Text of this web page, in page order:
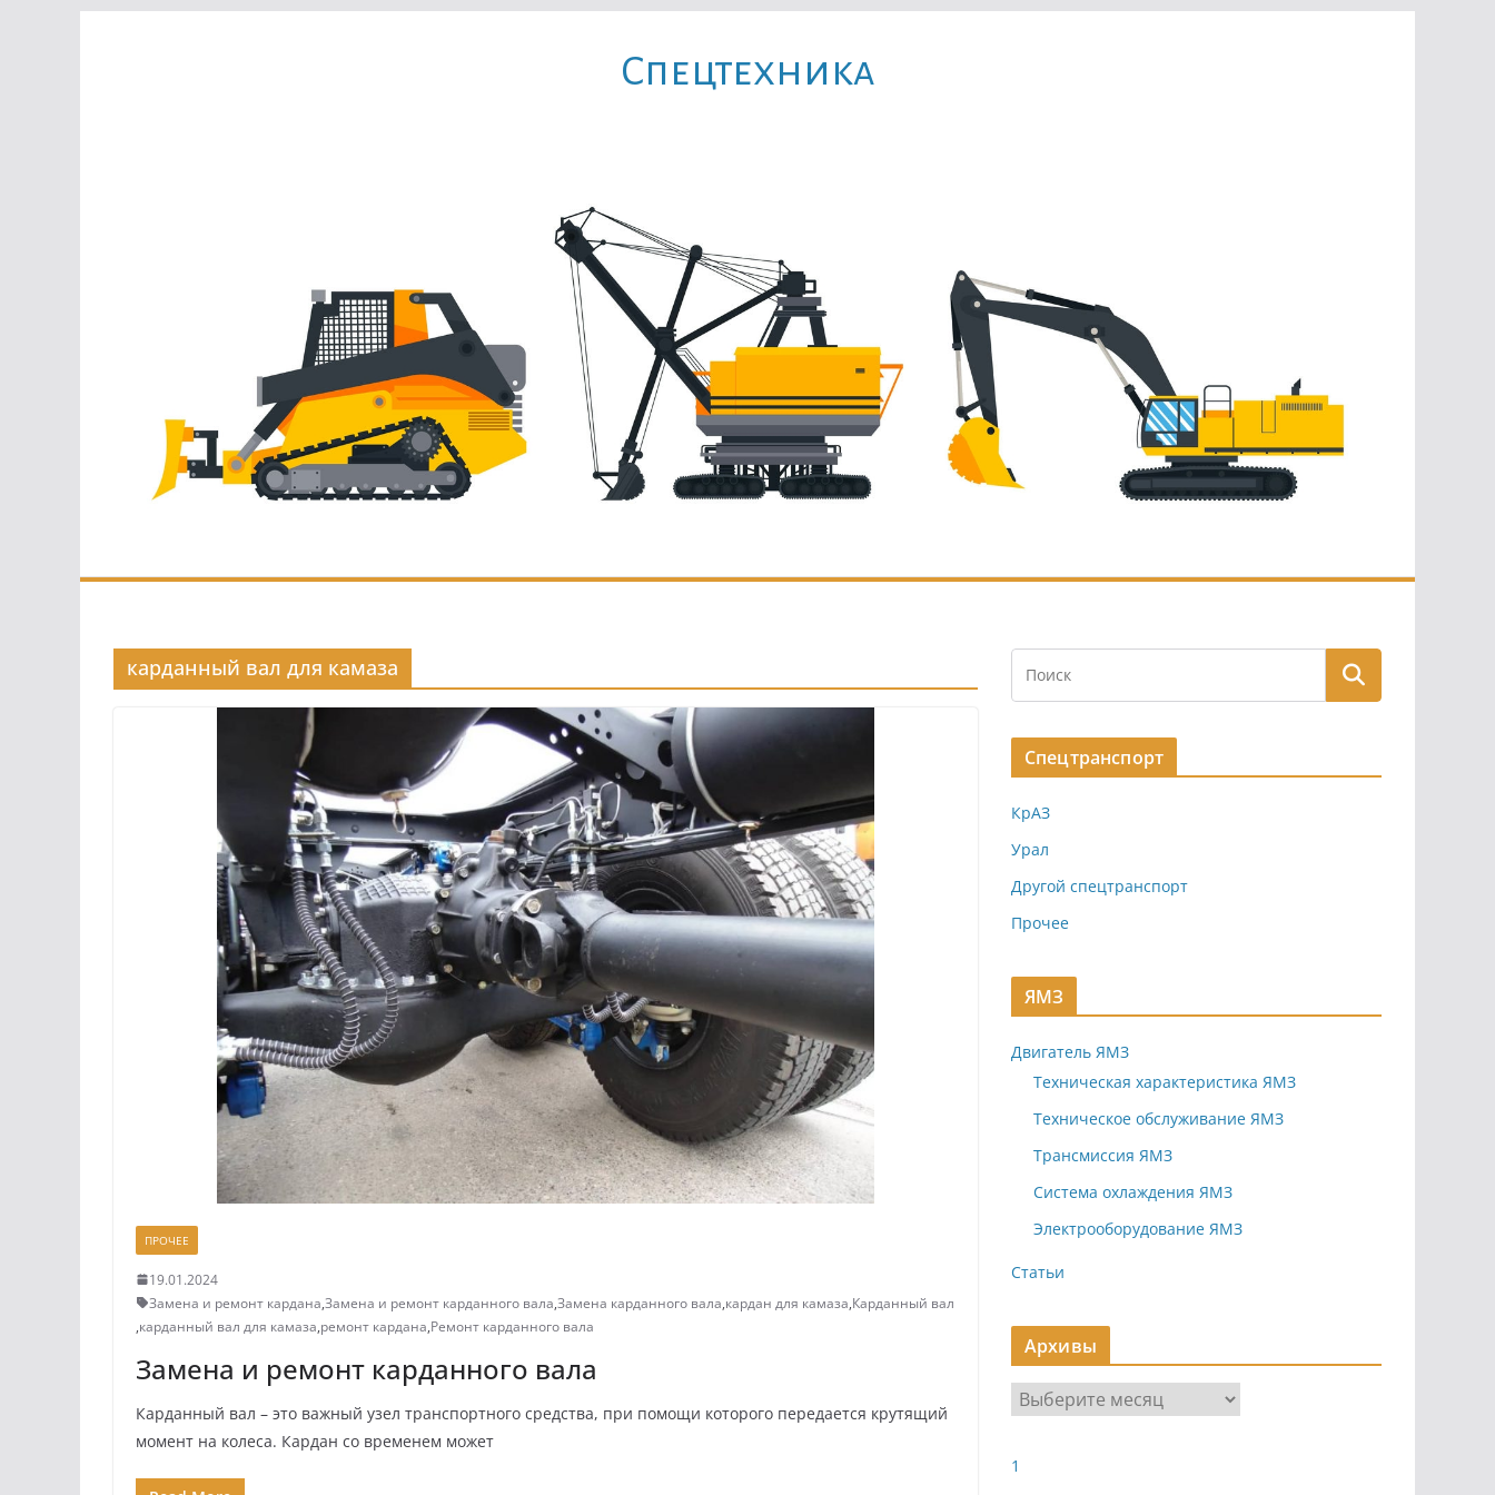
Cпецтехника
карданный вал для камаза
ПРОЧЕЕ
19.01.2024
Замена и ремонт кардана,Замена и ремонт карданного вала,Замена карданного вала,кардан для камаза,Карданный вал
,карданный вал для камаза,ремонт кардана,Ремонт карданного вала
Замена и ремонт карданного вала
Карданный вал – это важный узел транспортного средства, при помощи которого передается крутящий
момент на колеса. Кардан со временем может
Спецтранспорт
КрАЗ
Урал
Другой спецтранспорт
Прочее
ЯМЗ
Двигатель ЯМЗ
Техническая характеристика ЯМЗ
Техническое обслуживание ЯМЗ
Трансмиссия ЯМЗ
Система охлаждения ЯМЗ
Электрооборудование ЯМЗ
Статьи
Архивы
р
и
1